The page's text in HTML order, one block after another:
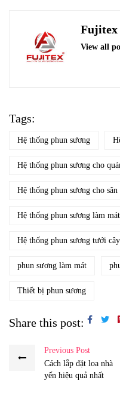
Fujitex
View all
Tags:
Hệ thống phun sương
Hệ thống phun sương cho
Hệ thống phun sương cho sân
Hệ thống phun sương làm
Hệ thống phun sương tưới cây
phun sương làm mát
Thiết bị phun sương
Share this post:
Previous Post
Cách lắp đặt loa nhà
yến hiệu quả nhất